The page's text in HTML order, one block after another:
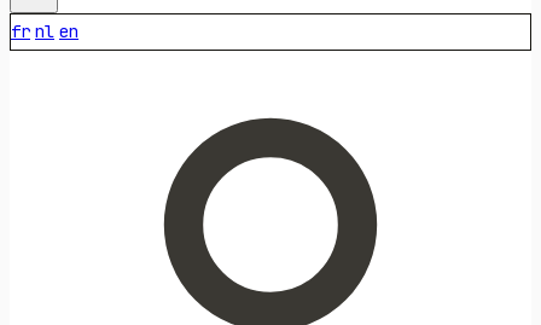
fr nl en